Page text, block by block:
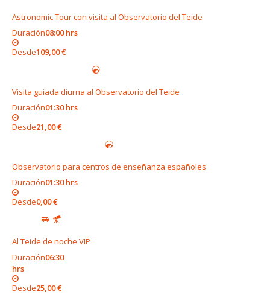
Astronomic Tour con visita al Observatorio del Teide
Duración08:00 hrs
Desde109,00 €
Visita guiada diurna al Observatorio del Teide
Duración01:30 hrs
Desde21,00 €
Observatorio para centros de enseñanza españoles
Duración01:30 hrs
Desde0,00 €
Al Teide de noche VIP
Duración06:30
hrs
Desde25,00 €